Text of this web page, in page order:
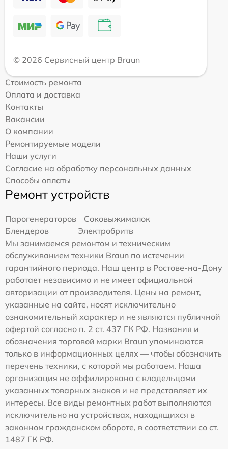
© 2026 Сервисный центр Braun
Стоимость ремонта
Оплата и доставка
Контакты
Вакансии
О компании
Ремонтируемые модели
Наши услуги
Согласие на обработку персональных данных
Способы оплаты
Ремонт устройств
Парогенераторов
Соковыжималок
Блендеров
Электробритв
Мы занимаемся ремонтом и техническим
обслуживанием техники Braun по истечении
гарантийного периода. Наш центр в Ростове-на-Дону
работает независимо и не имеет официальной
авторизации от производителя. Цены на ремонт,
указанные на сайте, носят исключительно
ознакомительный характер и не являются публичной
офертой согласно п. 2 ст. 437 ГК РФ. Названия и
обозначения торговой марки Braun упоминаются
только в информационных целях — чтобы обозначить
перечень техники, с которой мы работаем. Наша
организация не аффилирована с владельцами
указанных товарных знаков и не представляет их
интересы. Все виды ремонтных работ выполняются
исключительно на устройствах, находящихся в
законном гражданском обороте, в соответствии со ст.
1487 ГК РФ.